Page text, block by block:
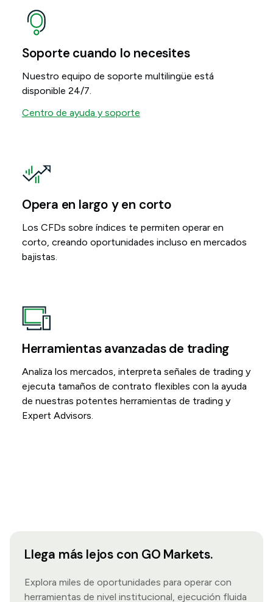
Soporte cuando lo necesites
Nuestro equipo de soporte multilingüe está
disponible 24/7.
Centro de ayuda y soporte
Opera en largo y en corto
Los CFDs sobre índices te permiten operar en
corto, creando oportunidades incluso en mercados
bajistas.
Herramientas avanzadas de trading
Analiza los mercados, interpreta señales de trading y
ejecuta tamaños de contrato flexibles con la ayuda
de nuestras potentes herramientas de trading y
Expert Advisors.
Llega más lejos con GO Markets.
Explora miles de oportunidades para operar con
herramientas de nivel institucional, ejecución fluida